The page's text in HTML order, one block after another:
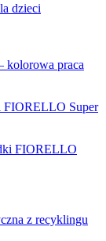
dzieci
kolorowa praca
FIORELLO
z recyklingu